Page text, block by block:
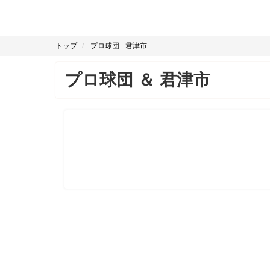
トップ プロ球団 - 君津市
プロ球団 ＆ 君津市